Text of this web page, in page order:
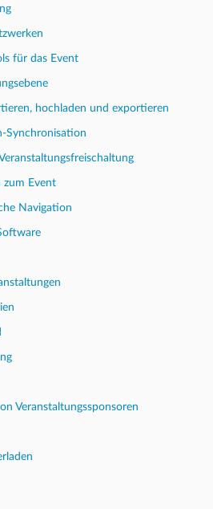
für das Event
hochladen und exportieren
Synchronisation
zum Event
Navigation
Veranstaltungssponsoren